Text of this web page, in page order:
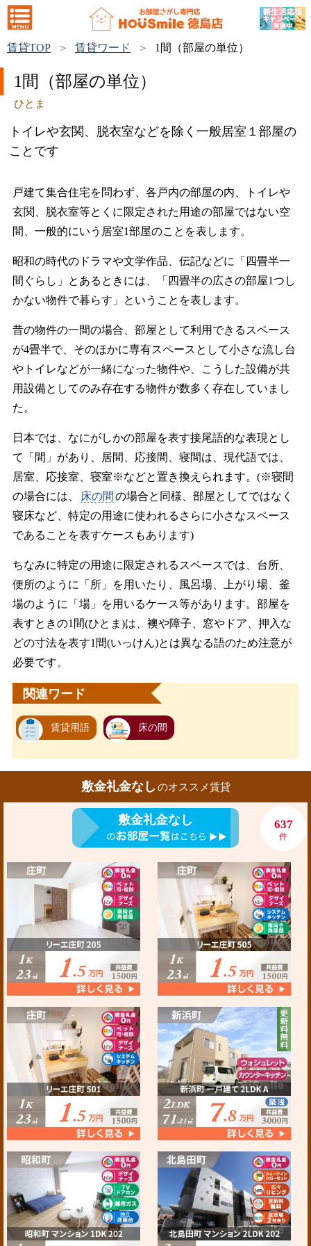
賃貸TOP 賃貸ワード 1間（部屋の単位）
1間（部屋の単位）
ひとま
トイレや玄関、脱衣室などを除く一般居室１部屋の
ことです
戸建て集合住宅を問わず、各戸内の部屋の内、トイレや
玄関、脱衣室等とくに限定された用途の部屋ではない空
間、一般的にいう居室1部屋のことを表します。
昭和の時代のドラマや文学作品、伝記などに「四畳半一
間ぐらし」とあるときには、「四畳半の広さの部屋1つし
かない物件で暮らす」ということを表します。
昔の物件の一間の場合、部屋として利用できるスペース
が4畳半で、そのほかに専有スペースとして小さな流し台
やトイレなどが一緒になった物件や、こうした設備が共
用設備としてのみ存在する物件が数多く存在していまし
た。
日本では、なにがしかの部屋を表す接尾語的な表現とし
て「間」があり、居間、応接間、寝間は、現代語では、
居室、応接室、寝室※などと置き換えられます。(※寝間
の場合には、
床の間 の場合と同様、部屋としてではなく
寝床など、特定の用途に使われるさらに小さなスペース
であることを表すケースもあります)
ちなみに特定の用途に限定されるスペースでは、台所、
便所のように「所」を用いたり、風呂場、上がり場、釜
場のように「場」を用いるケース等があります。部屋を
表すときの1間(ひとま)は、襖や障子、窓やドア、押入な
どの寸法を表す1間(いっけん)とは異なる語のため注意が
必要です。
関連ワード
賃貸用語 床の間
敷金礼金なし のオススメ賃貸
敷金礼金なし 637
件